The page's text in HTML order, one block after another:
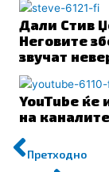
Дали Стив
Неговите
звучат
YouTube ќе
на
Prev
Претходно